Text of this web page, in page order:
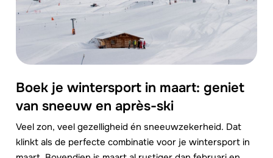
Boek je wintersport in maart: geniet
van sneeuw en après-ski
Veel zon, veel gezelligheid én sneeuwzekerheid. Dat
klinkt als de perfecte combinatie voor je wintersport in